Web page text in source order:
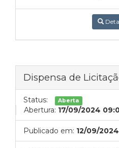
Dispensa de
Status: Aberta
Abertura: 17/09/2024
Publicado em: 12/09/2024